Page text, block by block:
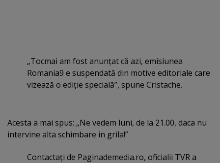
„Tocmai am fost anunţat că azi, emisiunea
Romania9 e suspendată din motive editoriale care
vizează o ediţie specială”, spune Cristache.
Acesta a mai spus: „Ne vedem luni, de la 21.00, daca nu
intervine alta schimbare in grila!”
Contactaţi de Paginademedia.ro, oficialii TVR a